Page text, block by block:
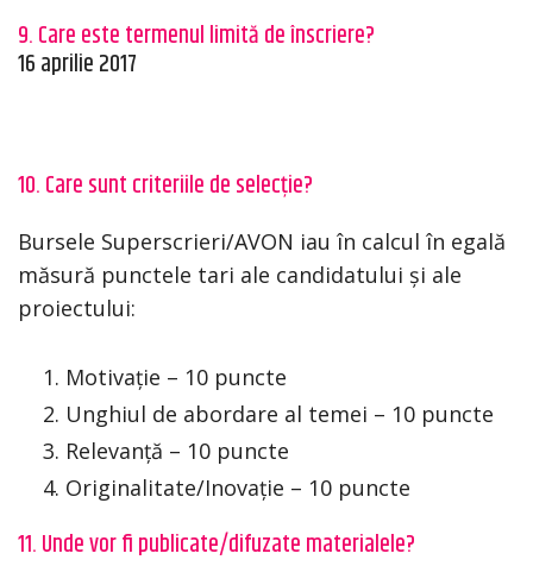
9. Care este termenul limită de înscriere?
16 aprilie 2017
10. Care sunt criteriile de selecție?
Bursele Superscrieri/AVON iau în calcul în egală
măsură punctele tari ale candidatului și ale
proiectului:
Motivație – 10 puncte
Unghiul de abordare al temei – 10 puncte
Relevanță – 10 puncte
Originalitate/Inovație – 10 puncte
11. Unde vor fi publicate/difuzate materialele?